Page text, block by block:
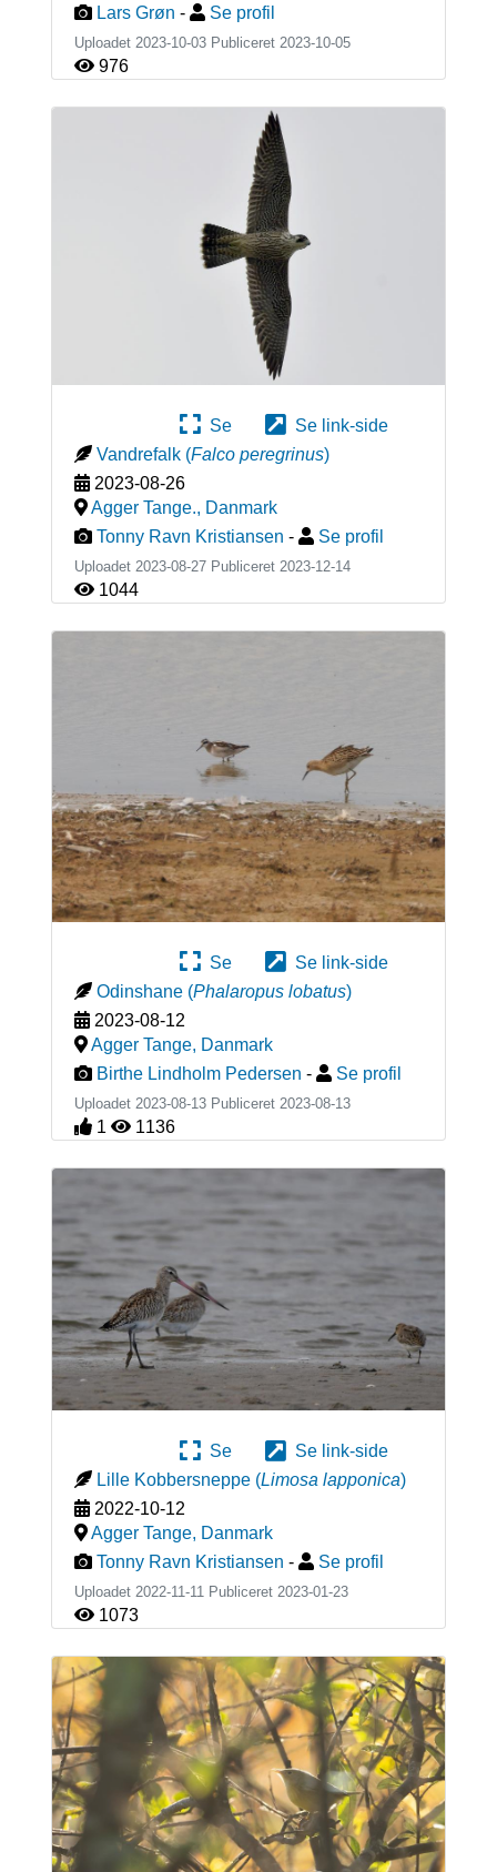
Lars Grøn - Se profil
Uploadet 2023-10-03 Publiceret 2023-10-05
976
Se
Se link-side
Vandrefalk (Falco peregrinus)
2023-08-26
Agger Tange., Danmark
Tonny Ravn Kristiansen - Se profil
Uploadet 2023-08-27 Publiceret 2023-12-14
1044
Se
Se link-side
Odinshane (Phalaropus lobatus)
2023-08-12
Agger Tange, Danmark
Birthe Lindholm Pedersen - Se profil
Uploadet 2023-08-13 Publiceret 2023-08-13
1 1136
Se
Se link-side
Lille Kobbersneppe (Limosa lapponica)
2022-10-12
Agger Tange, Danmark
Tonny Ravn Kristiansen - Se profil
Uploadet 2022-11-11 Publiceret 2023-01-23
1073